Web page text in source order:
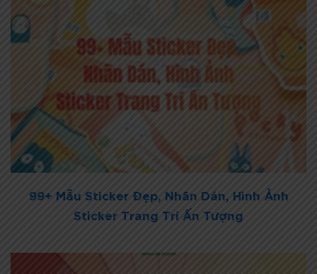
99+ Mẫu Sticker Đẹp, Nhãn Dán, Hình Ảnh
Sticker Trang Trí Ấn Tượng